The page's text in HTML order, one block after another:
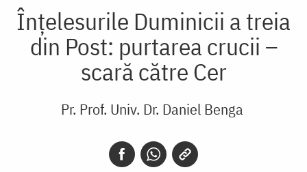
Înțelesurile Duminicii a treia
din Post: purtarea crucii –
scară către Cer
Pr. Prof. Univ. Dr. Daniel Benga